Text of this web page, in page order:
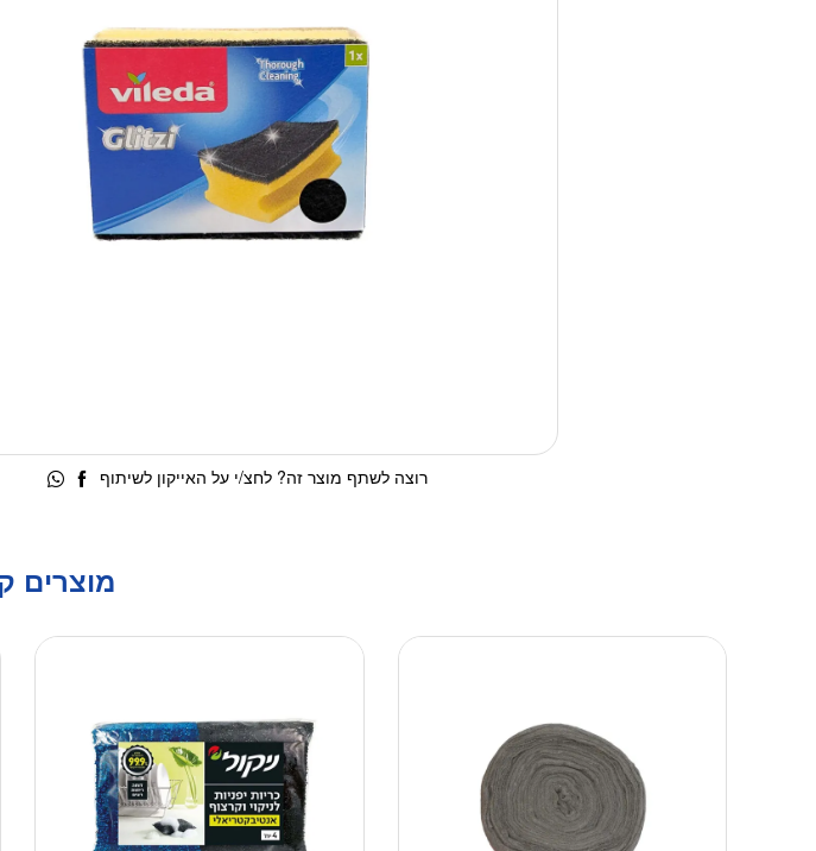
רוצה לשתף מוצר זה? לחצ/י על האייקון לשיתוף
מוצרים